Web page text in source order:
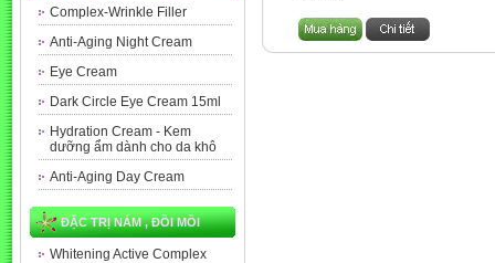
Complex-Wrinkle Filler
Anti-Aging Night Cream
Eye Cream
Dark Circle Eye Cream 15ml
Hydration Cream - Kem
dưỡng ẩm dành cho da khô
Anti-Aging Day Cream
ĐẶC TRỊ NÁM , ĐỒI MỒI
Whitening Active Complex